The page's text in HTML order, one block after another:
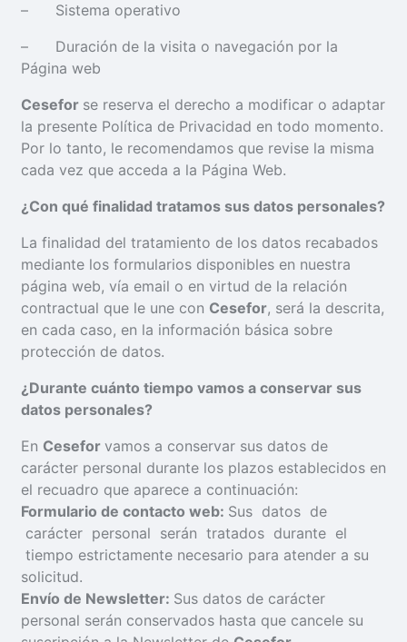
– Sistema operativo
– Duración de la visita o navegación por la
Página web
Cesefor se reserva el derecho a modificar o adaptar
la presente Política de Privacidad en todo momento.
Por lo tanto, le recomendamos que revise la misma
cada vez que acceda a la Página Web.
¿ Con qué finalidad tratamos sus datos personales?
La finalidad del tratamiento de los datos recabados
mediante los formularios disponibles en nuestra
página web, vía email o en virtud de la relación
contractual que le une con Cesefor, será la descrita,
en cada caso, en la información básica sobre
protección de datos.
¿Durante cuánto tiempo vamos a conservar sus
datos personales?
En Cesefor vamos a conservar sus datos de
carácter personal durante los plazos establecidos en
el recuadro que aparece a continuación:
Formulario de contacto web: Sus datos de
carácter personal serán tratados durante el
tiempo estrictamente necesario para atender a su
solicitud.
Envío de Newsletter: Sus datos de carácter
personal serán conservados hasta que cancele su